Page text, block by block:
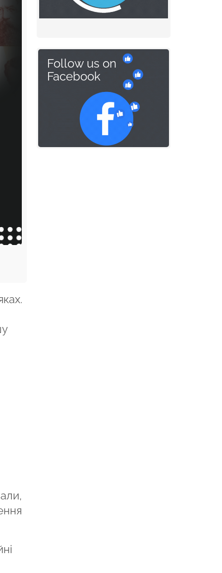
Follow us on
Facebook